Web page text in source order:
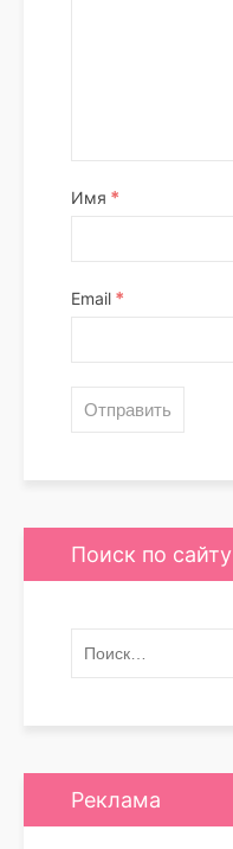
Имя *
Email *
Поиск по сайту
Реклама